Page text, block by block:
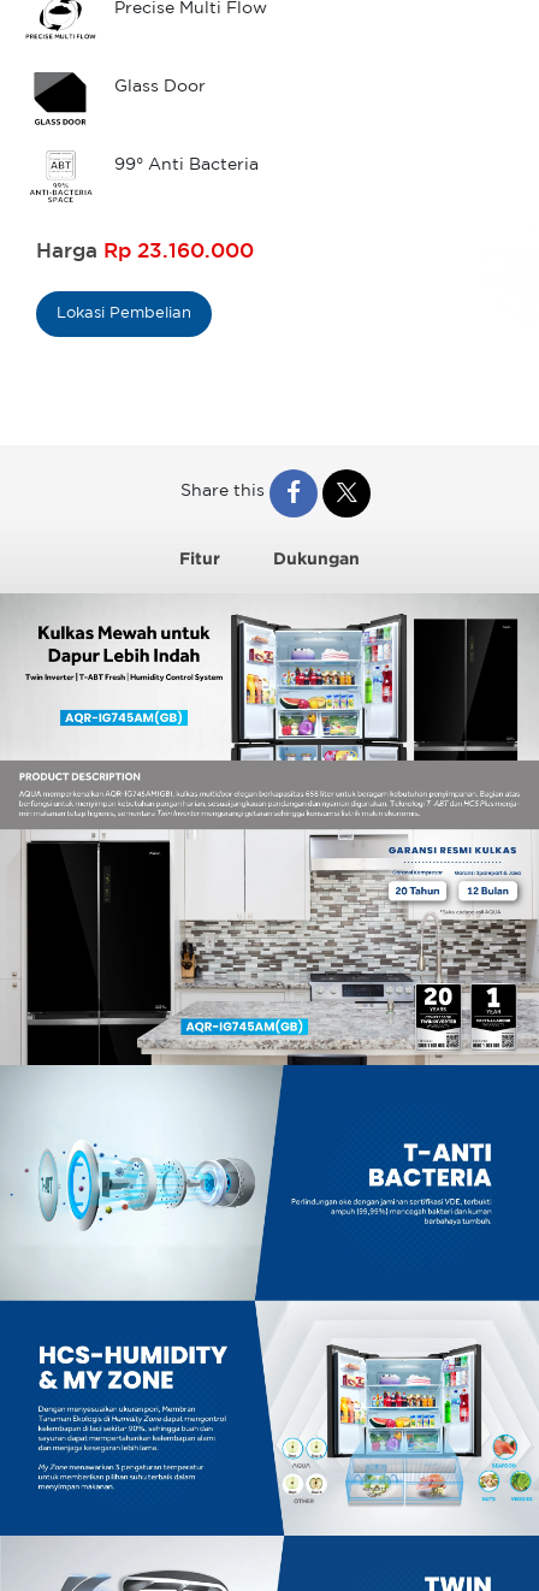
Precise Multi Flow
Glass Door
99° Anti Bacteria
Harga Rp 23.160.000
Lokasi Pembelian
Fitur Dukungan
Share this